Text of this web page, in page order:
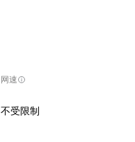
网速
不受限制